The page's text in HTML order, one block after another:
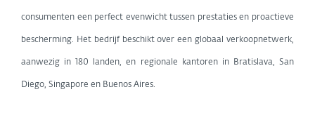
consumenten een perfect evenwicht tussen prestaties en proactieve
bescherming. Het bedrijf beschikt over een globaal verkoopnetwerk,
aanwezig in 180 landen, en regionale kantoren in Bratislava, San
Diego, Singapore en Buenos Aires.